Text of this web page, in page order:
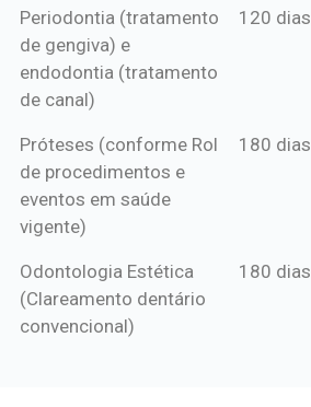
Periodontia (tratamento
de gengiva) e
endodontia (tratamento
de canal)
120 dias
Próteses (conforme Rol
de procedimentos e
eventos em saúde
vigente)
180 dias
Odontologia Estética
(Clareamento dentário
convencional)
180 dias